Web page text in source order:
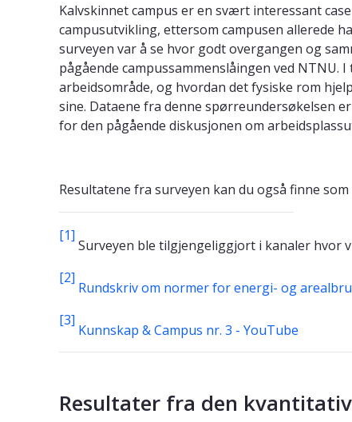
Kalvskinnet campus er en svært interessant
campusutvikling, ettersom campusen allerede
surveyen var å se hvor godt overgangen og
pågående campussammenslåingen ved NTNU.
arbeidsområde, og hvordan det fysiske rom
sine. Dataene fra denne spørreundersøkelsen
for den pågående diskusjonen om
Resultatene fra surveyen kan du også finne som
[1]
Surveyen ble tilgjengeliggjort i kanaler hvor
[2]
Rundskriv om normer for energi- og
[3]
Kunnskap & Campus nr. 3 - YouTube
Resultater fra den